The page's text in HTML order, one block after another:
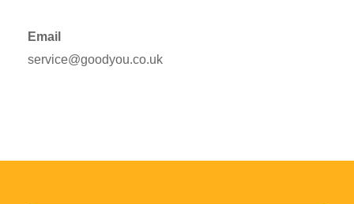
Email
service@goodyou.co.uk